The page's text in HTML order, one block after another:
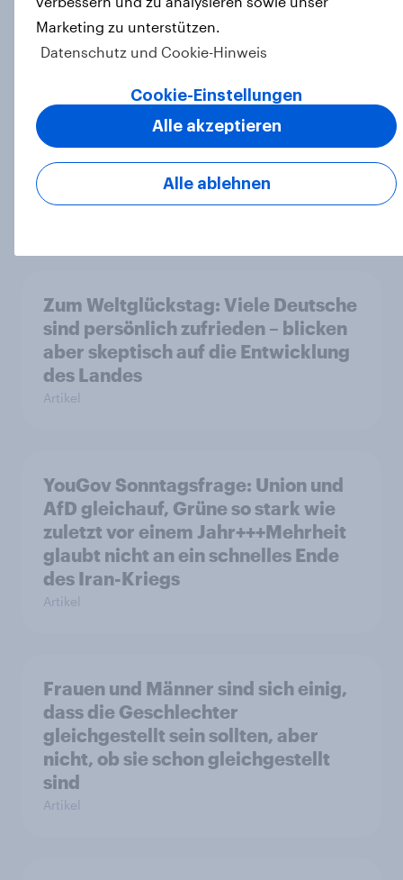
Jahren nicht mehr
Artikel
Mehrheit in sechs europäischen
Ländern unterstützt ein Verbot von
sozialen Medien für unter 16-
Jährige
Zum Weltglückstag: Viele Deutsche
sind persönlich zufrieden – blicken
aber skeptisch auf die Entwicklung
des Landes
Artikel
YouGov Sonntagsfrage: Union und
AfD gleichauf, Grüne so stark wie
zuletzt vor einem Jahr+++Mehrheit
glaubt nicht an ein schnelles Ende
des Iran-Kriegs
Artikel
Frauen und Männer sind sich einig,
dass die Geschlechter
gleichgestellt sein sollten, aber
nicht, ob sie schon gleichgestellt
sind
Artikel
Marketing zu unterstützen.
Datenschutz und Cookie-Hinweis
Cookie-Einstellungen
Alle ablehnen
Alle akzeptieren